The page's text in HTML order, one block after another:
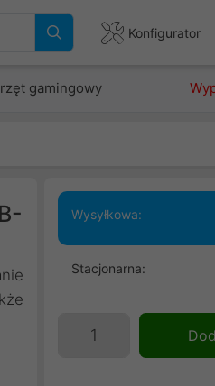
Konfigurator
gamingowy
Wysyłkowa:
Stacjonarna: